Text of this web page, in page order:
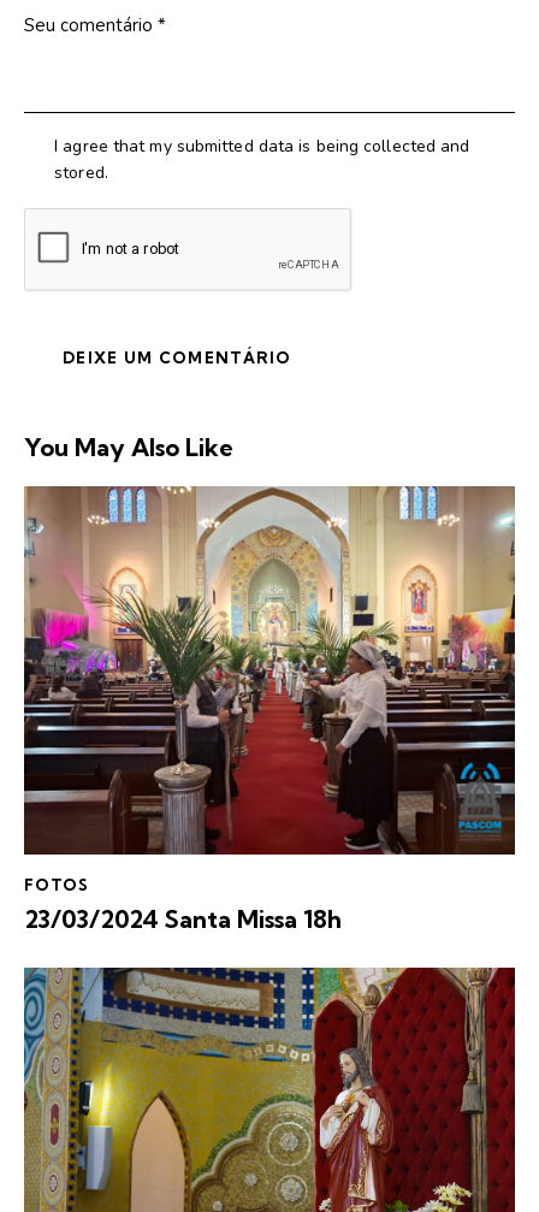
I agree that my submitted data is being collected and
stored.
You May Also Like
FOTOS
23/03/2024 Santa Missa 18h